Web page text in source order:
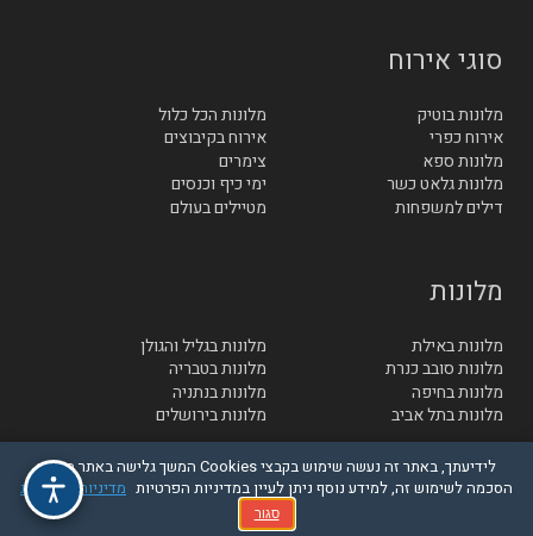
סוגי אירוח
מלונות בוטיק
מלונות הכל כלול
אירוח כפרי
אירוח בקיבוצים
מלונות ספא
צימרים
מלונות גלאט כשר
ימי כיף וכנסים
דילים למשפחות
מטיילים בעולם
מלונות
מלונות באילת
מלונות בגליל והגולן
מלונות סובב כנרת
מלונות בטבריה
מלונות בחיפה
מלונות בנתניה
מלונות בתל אביב
מלונות בירושלים
© בייטק תקשורת בע"מ - כל הזכויות שמורות
לידיעתך, באתר זה נעשה שימוש בקבצי Cookies המשך גלישה באתר מהווה
הסכמה לשימוש זה, למידע נוסף ניתן לעיין במדיניות הפרטיות מדיניות הפרטיות
סגור